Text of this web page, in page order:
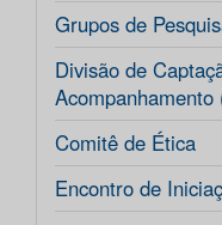
Grupos de
Divisão de
Acompanhamento
Comitê de Ética
Encontro de